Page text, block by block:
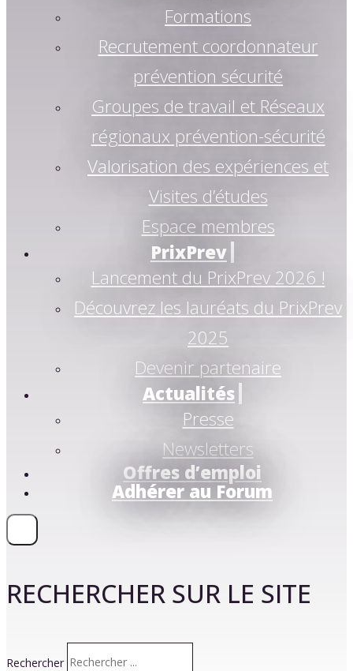
Formations
Recrutement coordonnateur
prévention sécurité
Groupes de travail et Réseaux
régionaux prévention-sécurité
Valorisation des expériences et
Visites d’études
Espace membres
PrixPrev
Lancement du PrixPrev 2026 !
Découvrez les lauréats du PrixPrev
2025
Devenir partenaire
Actualités
Presse
Newsletters
Offres d’emploi
Adhérer au Forum
RECHERCHER SUR LE SITE
Rechercher